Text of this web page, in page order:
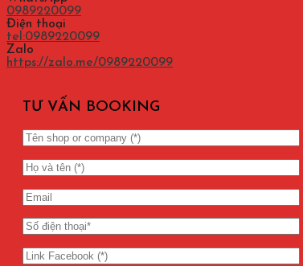
0989220099
Điện thoại
tel:0989220099
Zalo
https://zalo.me/0989220099
TƯ VẤN BOOKING